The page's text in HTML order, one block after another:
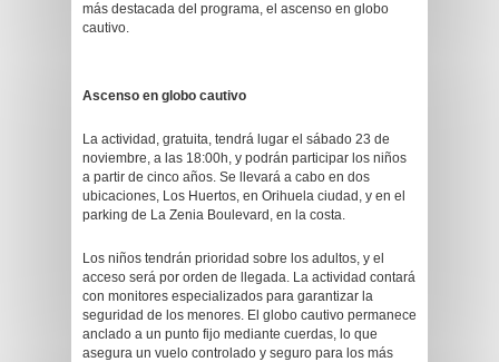
más destacada del programa, el ascenso en globo
cautivo.
Ascenso en globo cautivo
La actividad, gratuita, tendrá lugar el sábado 23 de
noviembre, a las 18:00h, y podrán participar los niños
a partir de cinco años. Se llevará a cabo en dos
ubicaciones, Los Huertos, en Orihuela ciudad, y en el
parking de La Zenia Boulevard, en la costa.
Los niños tendrán prioridad sobre los adultos, y el
acceso será por orden de llegada. La actividad contará
con monitores especializados para garantizar la
seguridad de los menores. El globo cautivo permanece
anclado a un punto fijo mediante cuerdas, lo que
asegura un vuelo controlado y seguro para los más